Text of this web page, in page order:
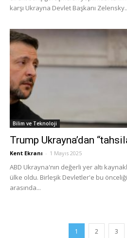
karşı Ukrayna Devlet Başkanı
Bilim ve Teknoloji
Trump Ukrayna’dan
Kent Ekranı - 1 Mayıs 2025
ABD Ukrayna'nın değerli yer altı
ülke oldu. Birleşik Devletler'e bu
arasında...
1 2 3